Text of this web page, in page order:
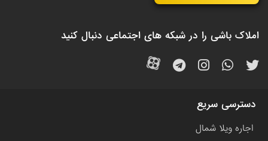
املاک باشی را در شبکه های اجتماعی دنبال کنید
دسترسی سریع
اجاره ویلا شمال